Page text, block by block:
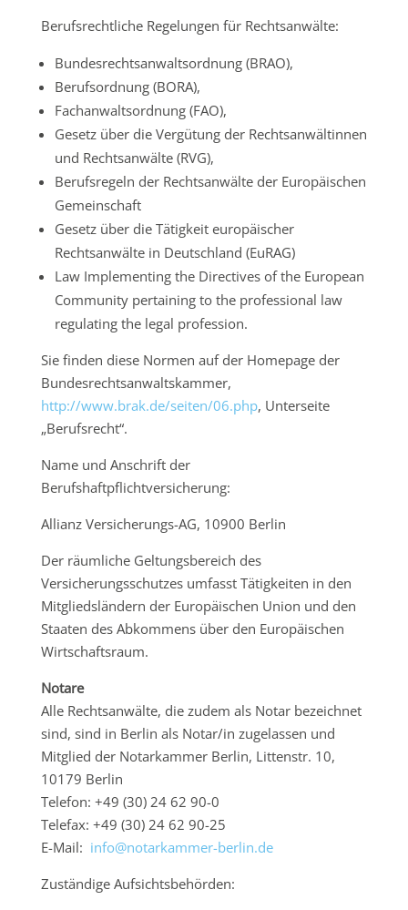
Berufsrechtliche Regelungen für Rechtsanwälte:
Bundesrechtsanwaltsordnung (BRAO),
Berufsordnung (BORA),
Fachanwaltsordnung (FAO),
Gesetz über die Vergütung der Rechtsanwältinnen
und Rechtsanwälte (RVG),
Berufsregeln der Rechtsanwälte der Europäischen
Gemeinschaft
Gesetz über die Tätigkeit europäischer
Rechtsanwälte in Deutschland (EuRAG)
Law Implementing the Directives of the European
Community pertaining to the professional law
regulating the legal profession.
Sie finden diese Normen auf der Homepage der
Bundesrechtsanwaltskammer,
http://www.brak.de/seiten/06.php, Unterseite
„Berufsrecht“.
Name und Anschrift der
Berufshaftpflichtversicherung:
Allianz Versicherungs-AG, 10900 Berlin
Der räumliche Geltungsbereich des
Versicherungsschutzes umfasst Tätigkeiten in den
Mitgliedsländern der Europäischen Union und den
Staaten des Abkommens über den Europäischen
Wirtschaftsraum.
Notare
Alle Rechtsanwälte, die zudem als Notar bezeichnet
sind, sind in Berlin als Notar/in zugelassen und
Mitglied der Notarkammer Berlin, Littenstr. 10,
10179 Berlin
Telefon: +49 (30) 24 62 90-0
Telefax: +49 (30) 24 62 90-25
E-Mail: info@notarkammer-berlin.de
Zuständige Aufsichtsbehörden: